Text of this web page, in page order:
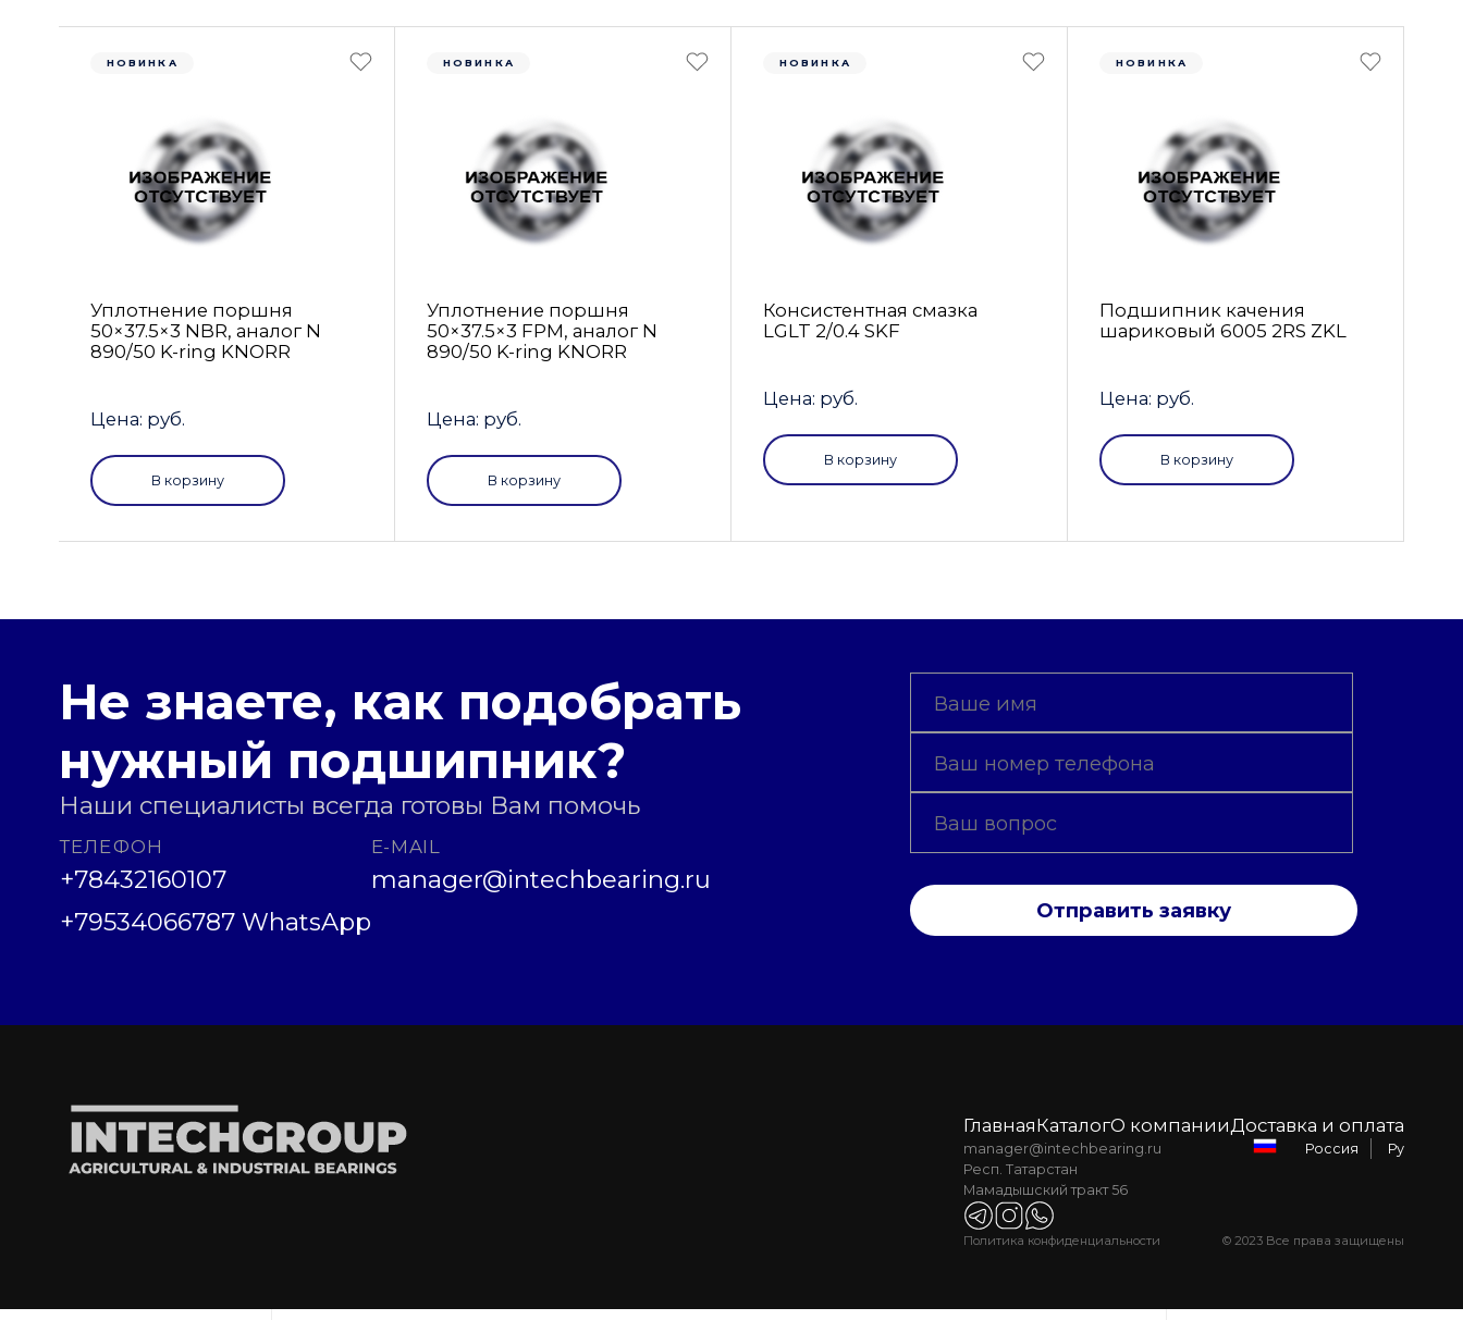
НОВИНКА
Уплотнение поршня
50×37.5×3 NBR, аналог N
890/50 K-ring KNORR
Цена: руб.
В корзину
НОВИНКА
Уплотнение поршня
50×37.5×3 FРM, аналог N
890/50 K-ring KNORR
Цена: руб.
В корзину
НОВИНКА
Консистентная смазка
LGLT 2/0.4 SKF
Цена: руб.
В корзину
НОВИНКА
Подшипник качения
шариковый 6005 2RS ZKL
Цена: руб.
В корзину
Не знаете, как подобрать
нужный подшипник?
Наши специалисты всегда готовы Вам помочь
ТЕЛЕФОН
+78432160107
+79534066787 WhatsApp
E-MAIL
manager@intechbearing.ru
Отправить заявку
ГлавнаяКаталогО компанииДоставка и оплата
manager@intechbearing.ru
Респ. Татарстан
Мамадышский тракт 56
Россия Ру
Политика конфиденциальности © 2023 Все права защищены